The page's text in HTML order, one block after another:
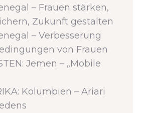
– Frauen stärken,
Zukunft gestalten
– Verbesserung
von Frauen
Jemen – „Mobile
Kolumbien – Ariari